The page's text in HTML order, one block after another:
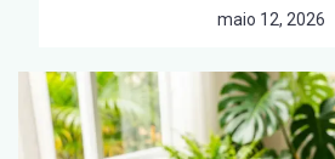
maio 12, 2026